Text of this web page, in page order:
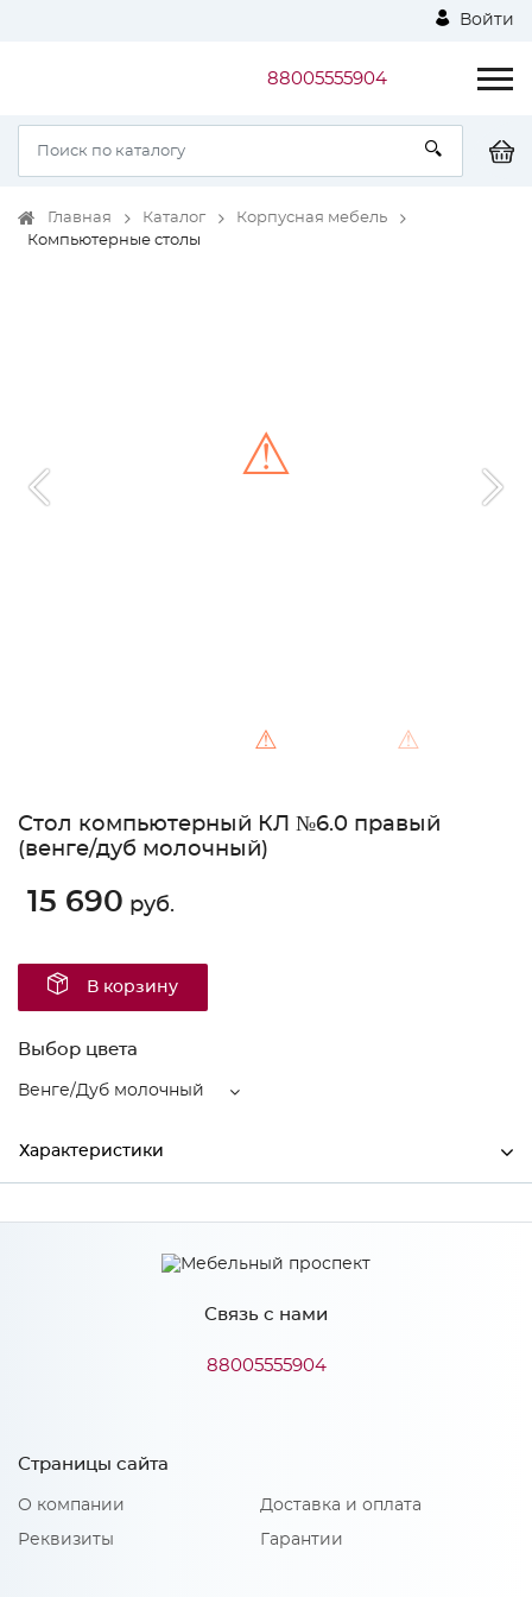
Войти
88005555904
Главная Каталог
Корпусная мебель
Компьютерные столы
⚠ ⚠
⚠
Стол компьютерный КЛ №6.0 правый
(венге/дуб молочный)
15 690 руб.
В корзину
Выбор цвета
Венге/Дуб молочный
Характеристики
Ширина 1500
1816
854
Росток
Материал
Связь с нами
88005555904
Страницы сайта
О компании
Реквизиты
Доставка и оплата
Гарантии